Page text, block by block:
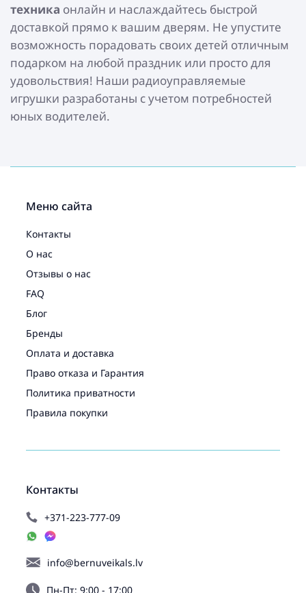
техника онлайн и наслаждайтесь быстрой
доставкой прямо к вашим дверям. Не упустите
возможность порадовать своих детей отличным
подарком на любой праздник или просто для
удовольствия! Наши радиоуправляемые
игрушки разработаны с учетом потребностей
юных водителей.
Контакты
+371-223-777-09
info@bernuveikals.lv
Пн-Пт: 9:00 - 17:00
Меню сайта
Контакты
О нас
Отзывы о нас
FAQ
Блог
Бренды
Оплата и доставка
Право отказа и Гарантия
Политика приватности
Правила покупки